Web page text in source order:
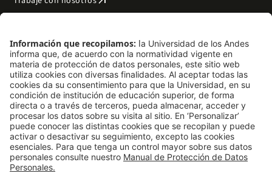
Preguntas frecuentes
Filantropía y donacionesarrow_outward
Mapa del sitio arrow_outward
Síguenos
LinkedIn
Instagram
Facebook